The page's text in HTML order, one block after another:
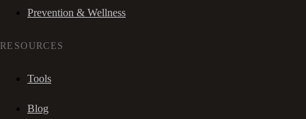
Prevention & Wellness
RESOURCES
Tools
Blog